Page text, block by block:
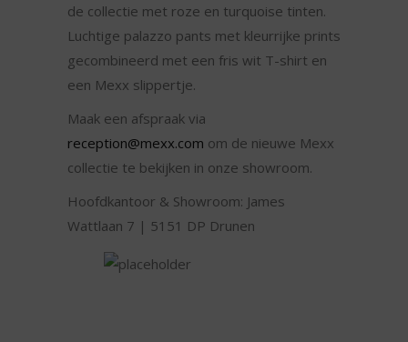
de collectie met roze en turquoise tinten.
Luchtige palazzo pants met kleurrijke prints
gecombineerd met een fris wit T-shirt en
een Mexx slippertje.
Maak een afspraak via
reception@mexx.com om de nieuwe Mexx
collectie te bekijken in onze showroom.
Hoofdkantoor & Showroom: James
Wattlaan 7 | 5151 DP Drunen